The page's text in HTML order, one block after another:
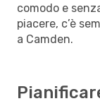
comodo e
piacere, c’è
a Camden.